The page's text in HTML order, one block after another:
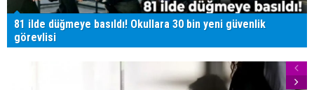
81 ilde düğmeye basıldı! Okullara 30 bin yeni güvenlik
görevlisi